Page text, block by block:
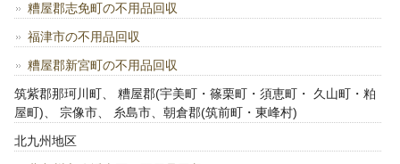
糟屋郡志免町の不用品回収
福津市の不用品回収
糟屋郡新宮町の不用品回収
筑紫郡那珂川町、 糟屋郡(宇美町・篠栗町・須恵町・ 久山町・粕
屋町)、 宗像市、 糸島市、朝倉郡(筑前町・東峰村)
北九州地区